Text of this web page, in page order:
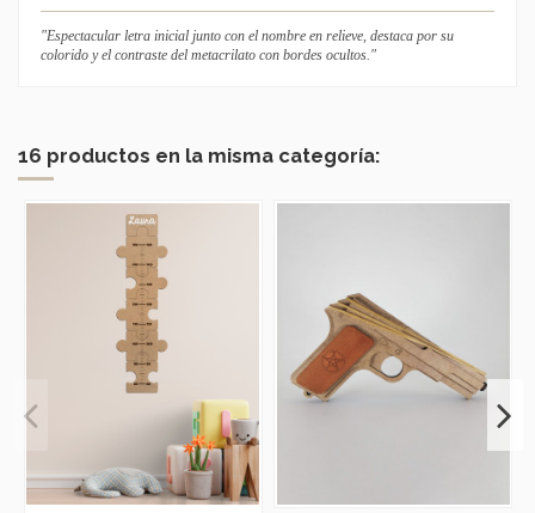
"Espectacular letra inicial junto con el nombre en relieve, destaca por su
colorido y el contraste del metacrilato con bordes ocultos."
16 productos en la misma categoría: